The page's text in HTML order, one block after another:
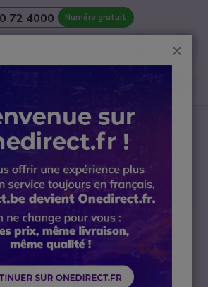
72 4000 Numéro gratuit
réunion ? Contactez notre
avant-vente Visio
professionnel
+ base de charge
d’images